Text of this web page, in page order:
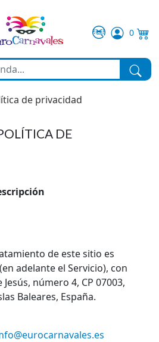
0
de privacidad
DE
de este sitio es
adelante el Servicio), con
número 4, CP 07003,
Baleares, España.